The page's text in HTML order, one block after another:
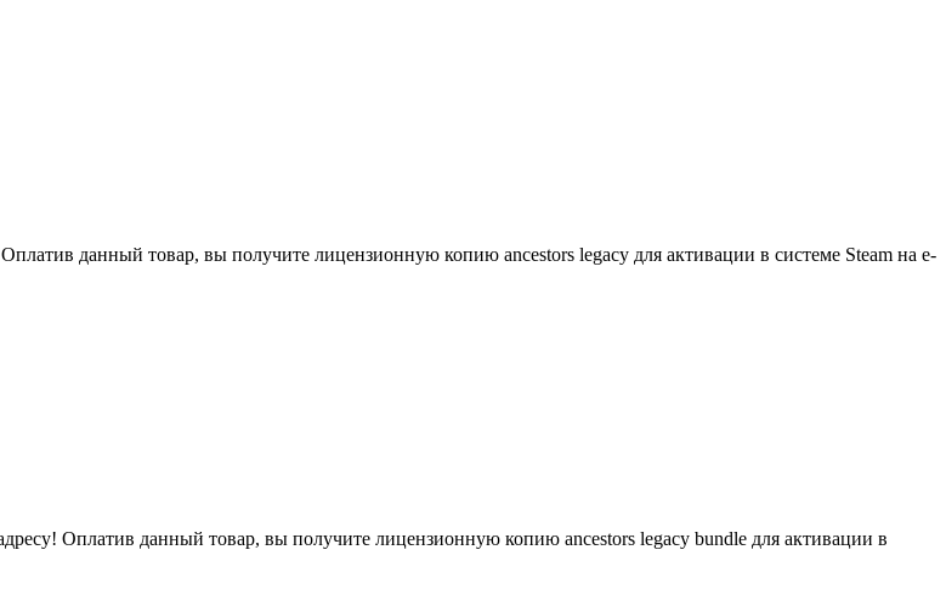
данный товар, вы получите лицензионную копию ancestors legacy для активации в системе Steam на e-
Оплатив данный товар, вы получите лицензионную копию ancestors legacy bundle для активации в